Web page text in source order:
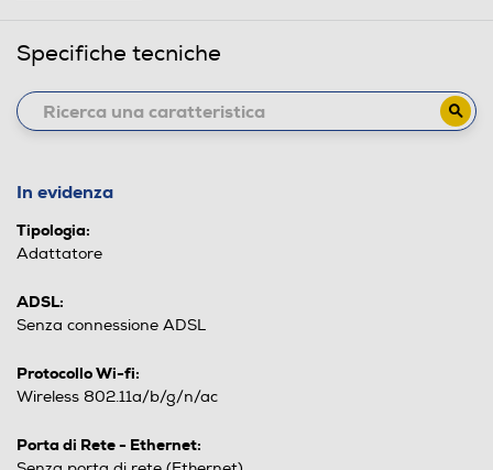
Specifiche tecniche
In evidenza
Tipologia:
Adattatore
ADSL:
Senza connessione ADSL
Protocollo Wi-fi:
Wireless 802.11a/b/g/n/ac
Porta di Rete - Ethernet: